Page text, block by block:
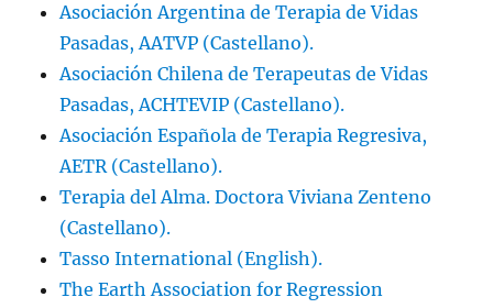
Asociación Argentina de Terapia de Vidas
Pasadas, AATVP (Castellano).
Asociación Chilena de Terapeutas de Vidas
Pasadas, ACHTEVIP (Castellano).
Asociación Española de Terapia Regresiva,
AETR (Castellano).
Terapia del Alma. Doctora Viviana Zenteno
(Castellano).
Tasso International (English).
The Earth Association for Regression